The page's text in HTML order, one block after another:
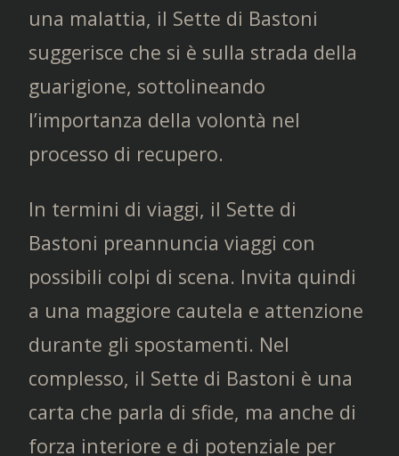
una malattia, il Sette di Bastoni
suggerisce che si è sulla strada della
guarigione, sottolineando
l’importanza della volontà nel
processo di recupero.
In termini di viaggi, il Sette di
Bastoni preannuncia viaggi con
possibili colpi di scena. Invita quindi
a una maggiore cautela e attenzione
durante gli spostamenti. Nel
complesso, il Sette di Bastoni è una
carta che parla di sfide, ma anche di
forza interiore e di potenziale per